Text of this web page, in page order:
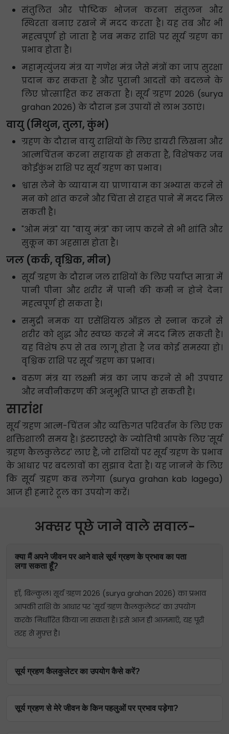
संतुलित और पौष्टिक भोजन करना संतुलन और
स्थिरता बनाए रखने में मदद करता है। यह तब और भी
महत्वपूर्ण हो जाता है जब मकर राशि पर सूर्य ग्रहण का
प्रभाव होता है।
महामृत्युंजय मंत्र या गणेश मंत्र जैसे मंत्रों का जाप सुरक्षा
प्रदान कर सकता है और पुरानी आदतों को बदलने के
लिए प्रोत्साहित कर सकता है। सूर्य ग्रहण 2026 (surya
grahan 2026) के दौरान इन उपायों से लाभ उठाएं।
वायु (मिथुन, तुला, कुंभ)
ग्रहण के दौरान वायु राशियों के लिए डायरी लिखना और
आत्मचिंतन करना सहायक हो सकता है, विशेषकर जब
कोईकुंभ राशि पर सूर्य ग्रहण का प्रभाव।
श्वास लेने के व्यायाम या प्राणायाम का अभ्यास करने से
मन को शांत करने और चिंता से राहत पाने में मदद मिल
सकती है।
"ओम मंत्र" या "वायु मंत्र" का जाप करने से भी शांति और
सुकून का अहसास होता है।
जल (कर्क, वृश्चिक, मीन)
सूर्य ग्रहण के दौरान जल राशियों के लिए पर्याप्त मात्रा में
पानी पीना और शरीर में पानी की कमी न होने देना
महत्वपूर्ण हो सकता है।
समुद्री नमक या एसेंशियल ऑइल से स्नान करने से
शरीर को शुद्ध और स्वच्छ करने में मदद मिल सकती है।
यह विशेष रूप से तब लागू होता है जब कोई समस्या हो।
वृश्चिक राशि पर सूर्य ग्रहण का प्रभाव।
वरुण मंत्र या लक्ष्मी मंत्र का जाप करने से भी उपचार
और नवीनीकरण की अनुभूति प्राप्त हो सकती है।
सारांश
सूर्य ग्रहण आत्म-चिंतन और व्यक्तिगत परिवर्तन के लिए एक
शक्तिशाली समय है। इंस्टाएस्ट्रो के ज्योतिषी आपके लिए 'सूर्य
ग्रहण कैलकुलेटर' लाए हैं, जो राशियों पर सूर्य ग्रहण के प्रभाव
के आधार पर बदलावों का सुझाव देता है। यह जानने के लिए
कि सूर्य ग्रहण कब लगेगा (surya grahan kab lagega)
आज ही हमारे टूल का उपयोग करें।
अक्सर पूछे जाने वाले सवाल-
क्या मैं अपने जीवन पर आने वाले सूर्य ग्रहण के प्रभाव का पता
लगा सकता हूँ?
हाँ, बिल्कुल। सूर्य ग्रहण 2026 (surya grahan 2026) का प्रभाव
आपकी राशि के आधार पर 'सूर्य ग्रहण कैलकुलेटर' का उपयोग
करके निर्धारित किया जा सकता है। इसे आज ही आज़माएँ, यह पूरी
तरह से मुफ़्त है।
सूर्य ग्रहण कैलकुलेटर का उपयोग कैसे करें?
उदाहरण के लिए, यदि आप तुला राशि में 2026 के सूर्य ग्रहण का पता
सूर्य ग्रहण से मेरे जीवन के किन पहलुओं पर प्रभाव पड़ेगा?